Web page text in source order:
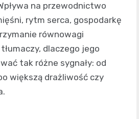
na przewodnictwo
rytm serca, gospodarkę
równowagi
dlaczego jego
tak różne sygnały: od
większą drażliwość czy